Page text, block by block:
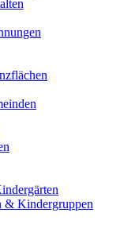
& Kindergruppen